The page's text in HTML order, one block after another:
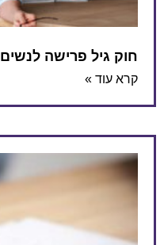
חוק גיל פרישה לנשים
קרא עוד »